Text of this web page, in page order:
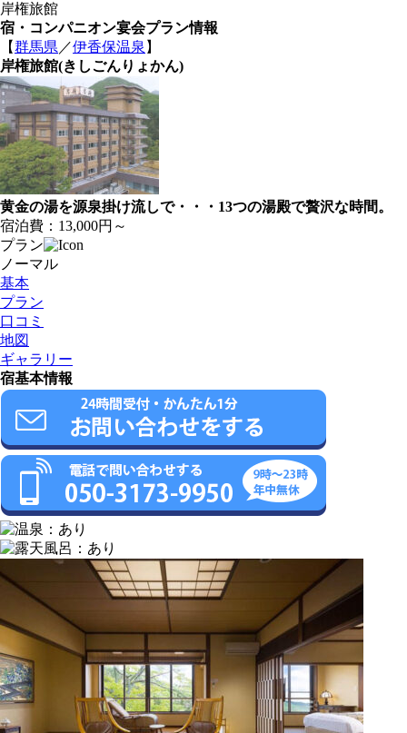
岸権旅館
宿・コンパニオン宴会プラン情報
【群馬県 ／伊香保温泉 】
岸権旅館(きしごんりょかん)
黄金の湯を源泉掛け流しで・・・13つの湯殿で贅沢な時間。
宿泊費： 13,000円～
プラン
ノーマル
基本
プラン
口コミ
地図
ギャラリー
宿基本情報